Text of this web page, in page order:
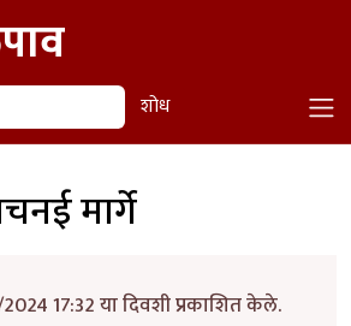
शोध
मार्गे
17:32 या दिवशी प्रकाशित केले.